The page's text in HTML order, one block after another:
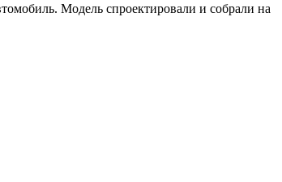
Модель спроектировали и собрали на